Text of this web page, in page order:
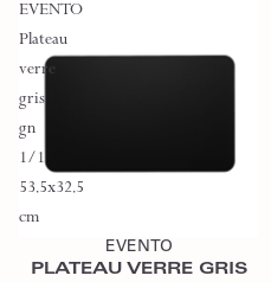
EVENTO
Plateau
verre
gris
gn
1/1
53.5x32.5
cm
EVENTO
PLATEAU VERRE GRIS